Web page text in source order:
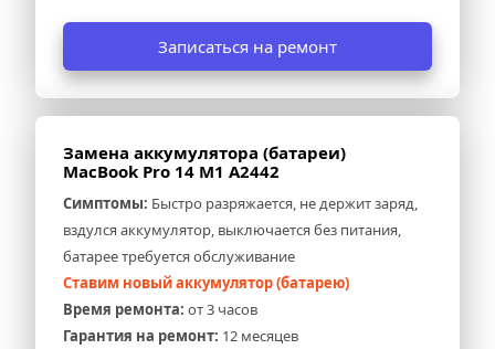
Записаться на ремонт
Замена аккумулятора (батареи)
MacBook Pro 14 M1 A2442
Симптомы: Быстро разряжается, не держит заряд,
вздулся аккумулятор, выключается без питания,
батарее требуется обслуживание
Ставим новый аккумулятор (батарею)
Время ремонта: от 3 часов
Гарантия на ремонт: 12 месяцев